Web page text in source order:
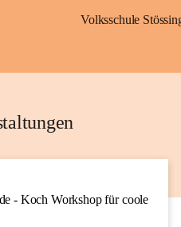
Volksschule
AUG
- Koch Workshop für coole